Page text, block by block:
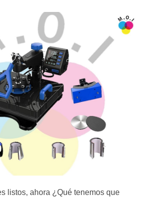
listos, ahora ¿Qué tenemos que